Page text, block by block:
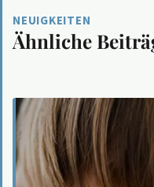
NEUIGKEITEN
Ähnliche